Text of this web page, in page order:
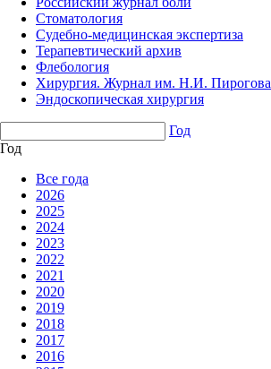
Стоматология
Судебно-медицинская экспертиза
Терапевтический архив
Флебология
Хирургия. Журнал им. Н.И. Пирогова
Эндоскопическая хирургия
Год
Год
Все года
2026
2025
2024
2023
2022
2021
2020
2019
2018
2017
2016